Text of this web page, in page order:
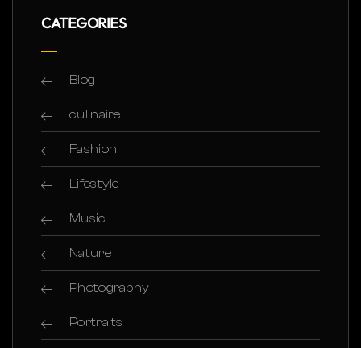
CATEGORIES
Blog
culinaire
Fashion
Lifestyle
Music
Nature
Photography
Portraits